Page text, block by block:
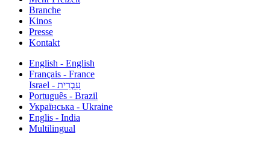
Branche
Kinos
Presse
Kontakt
English - English
Français - France
עִבְרִית - Israel
Português - Brazil
Українська - Ukraine
Englis - India
Multilingual